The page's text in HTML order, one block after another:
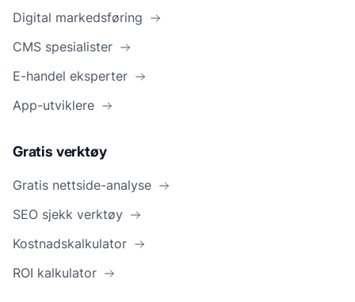
Digital markedsføring
CMS spesialister
E-handel eksperter
App-utviklere
Gratis verktøy
Gratis nettside-analyse
SEO sjekk verktøy
Kostnadskalkulator
ROI kalkulator